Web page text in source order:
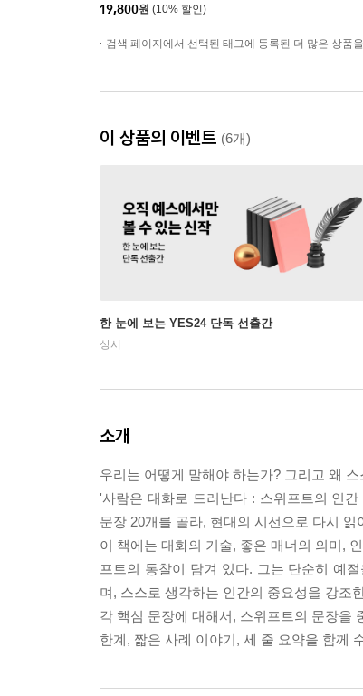
19,800원 (10% 할인)
검색 페이지에서 선택된 태그에 등록된 더 많은 상품
이 상품의 이벤트 (6개)
한 눈에 보는 YES24 단독 선출간
상시
소개
우리는 어떻게 말해야 하는가? 그리고 왜
'사람은 대화로 드러난다 : 스위프트의 인
문장 20개를 골라, 현대의 시선으로 다시 읽
이 책에는 대화의 기술, 좋은 매너의 의미,
프트의 통찰이 담겨 있다. 그는 단순히 예
며, 스스로 생각하는 인간의 중요성을 강조
각 핵심 문장에 대해서, 스위프트의 문장을
한계, 짧은 사례 이야기, 세 줄 요약을 함께